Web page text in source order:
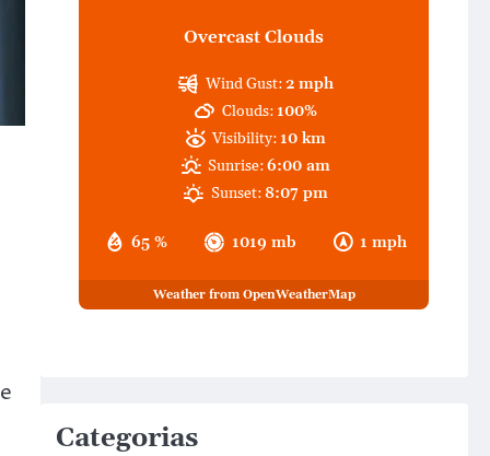
Overcast Clouds
65 % 1019 mb 1 mph
Wind Gust:2 mph
Clouds: 100%
Visibility: 10 km
Sunrise:6:00 am
Sunset:8:07 pm
Weather from OpenWeatherMap
Categorias